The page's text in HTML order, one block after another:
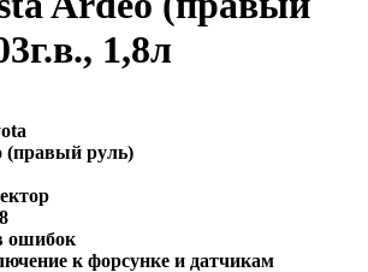
1,8л
(правый руль)
ошибок
к форсунке и датчикам